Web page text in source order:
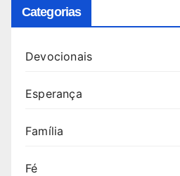
Categorias
Devocionais
Esperança
Família
Fé